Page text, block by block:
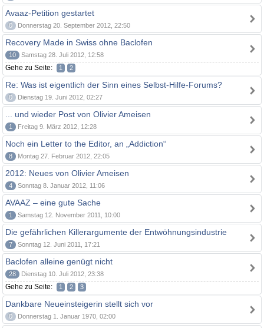
Avaaz-Petition gestartet
0 Donnerstag 20. September 2012, 22:50
Recovery Made in Swiss ohne Baclofen
10 Samstag 28. Juli 2012, 12:58
Gehe zu Seite: 1 2
Re: Was ist eigentlich der Sinn eines Selbst-Hilfe-Forums?
0 Dienstag 19. Juni 2012, 02:27
... und wieder Post von Olivier Ameisen
1 Freitag 9. März 2012, 12:28
Noch ein Letter to the Editor, an „Addiction“
8 Montag 27. Februar 2012, 22:05
2012: Neues von Olivier Ameisen
4 Sonntag 8. Januar 2012, 11:06
AVAAZ – eine gute Sache
1 Samstag 12. November 2011, 10:00
Die gefährlichen Killerargumente der Entwöhnungsindustrie
7 Sonntag 12. Juni 2011, 17:21
Baclofen alleine genügt nicht
28 Dienstag 10. Juli 2012, 23:38
Gehe zu Seite: 1 2 3
Dankbare Neueinsteigerin stellt sich vor
0 Donnerstag 1. Januar 1970, 02:00